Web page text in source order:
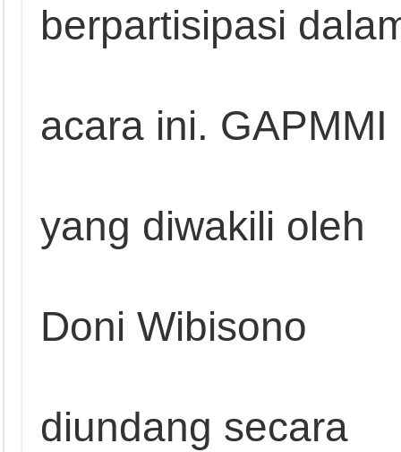
berpartisipasi
acara ini. GAPMMI
yang diwakili oleh
Doni Wibisono
diundang secara